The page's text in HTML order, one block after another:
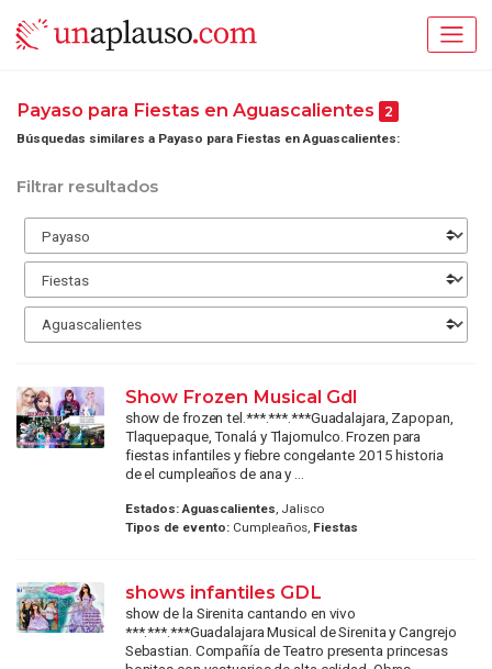
Payaso para Fiestas en Aguascalientes 2
Búsquedas similares a Payaso para Fiestas en Aguascalientes:
Filtrar resultados
Show Frozen Musical Gdl
show de frozen tel.***.***.***Guadalajara, Zapopan,
Tlaquepaque, Tonalá y Tlajomulco. Frozen para
fiestas infantiles y fiebre congelante 2015 historia
de el cumpleaños de ana y ...
Estados: Aguascalientes, Jalisco
Tipos de evento:Cumpleaños, Fiestas
shows infantiles GDL
show de la Sirenita cantando en vivo
***.***.***Guadalajara Musical de Sirenita y Cangrejo
Sebastian. Compañía de Teatro presenta princesas